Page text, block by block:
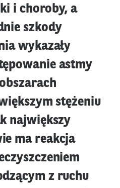
i choroby, a
szkody
wykazały
astmy
stężeniu
największy
ma reakcja
z ruchu